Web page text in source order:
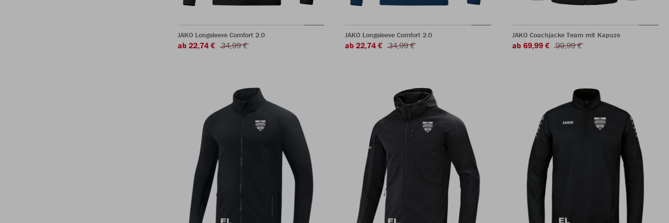
JAKO Longsleeve Comfort 2.0
ab 22,74 € 34,99 €
JAKO Longsleeve Comfort 2.0
ab 22,74 € 34,99 €
JAKO Coachjacke Team mit Kapuze
ab 69,99 € 99,99 €